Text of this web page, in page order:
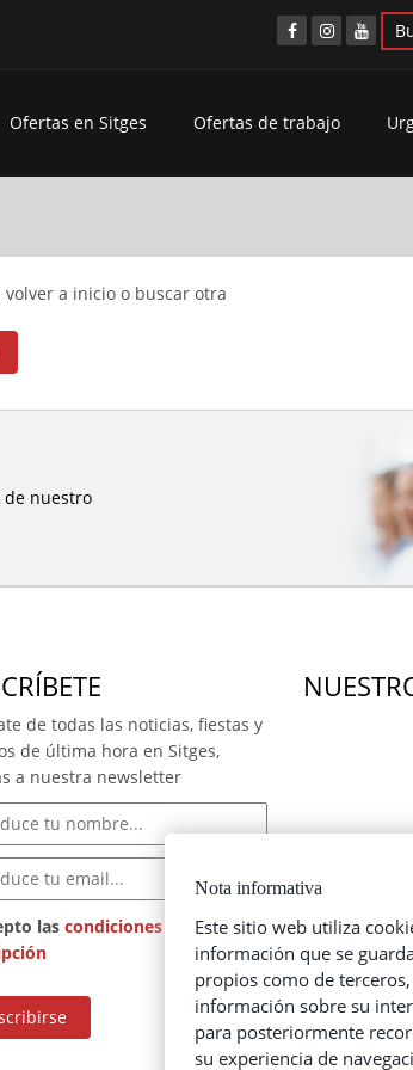
Ofertas en Sitges Ofertas de trabajo
a inicio o buscar otra
de nuestro
de todas las noticias, fiestas y
de última hora en Sitges,
a nuestra newsletter
las condiciones de
Nota informativa
Este sitio web utiliza
información que se
propios como de
información sobre su
para posteriormente
su experiencia de